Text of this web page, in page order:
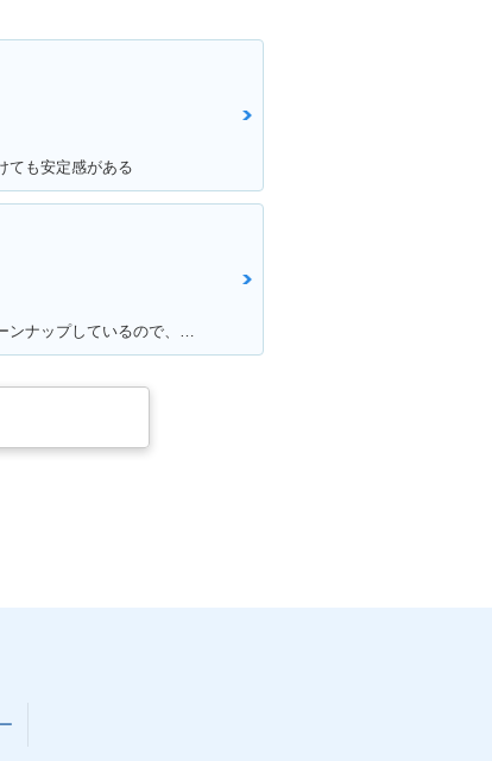
ても安定感がある
満足ポイント:キャブレターも自分でチューンナップしているので、これからもっともっとチューンナップしていきたい♪